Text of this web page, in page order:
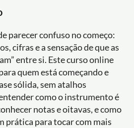
parecer confuso no começo:
cifras e a sensação de que as
entre si. Este curso online
quem está começando e
sólida, sem atalhos
como o instrumento é
notas e oitavas, e como
prática para tocar com mais